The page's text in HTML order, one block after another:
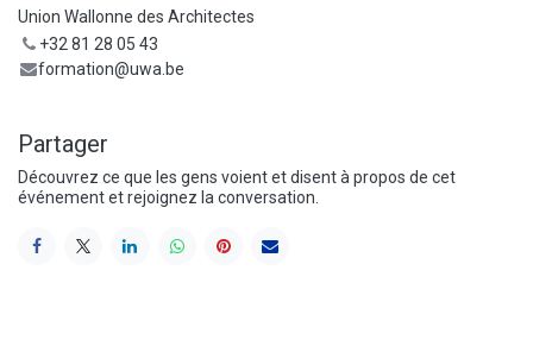
Union Wallonne des Architectes
+32 81 28 05 43
formation@uwa.be
Partager
Découvrez ce que les gens voient et disent à propos de cet
événement et rejoignez la conversation.